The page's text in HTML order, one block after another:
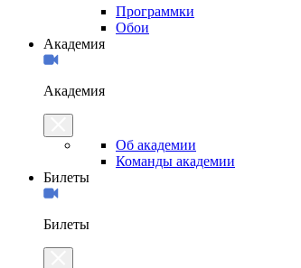
Программки
Обои
Академия
Академия
Об академии
Команды академии
Билеты
Билеты